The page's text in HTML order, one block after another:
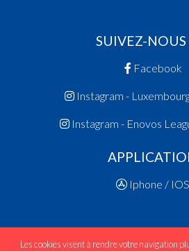
SUIVEZ-NOUS
Facebook
Instagram -
Instagram - Enovos
Iphone / IOS
Les cookies visent à rendre votre navigation